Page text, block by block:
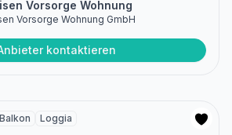
Vorsorge Wohnung
Vorsorge Wohnung GmbH
kontaktieren
Balkon Loggia